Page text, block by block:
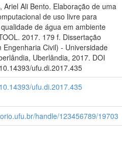
Ariel Ali Bento. Elaboração de uma
de uso livre para
de água em ambiente
2017. 179 f. Dissertação
Engenharia Civil) - Universidade
Uberlândia, 2017. DOI
ufu.di.2017.435
ufu.di.2017.435
handle/123456789/19703